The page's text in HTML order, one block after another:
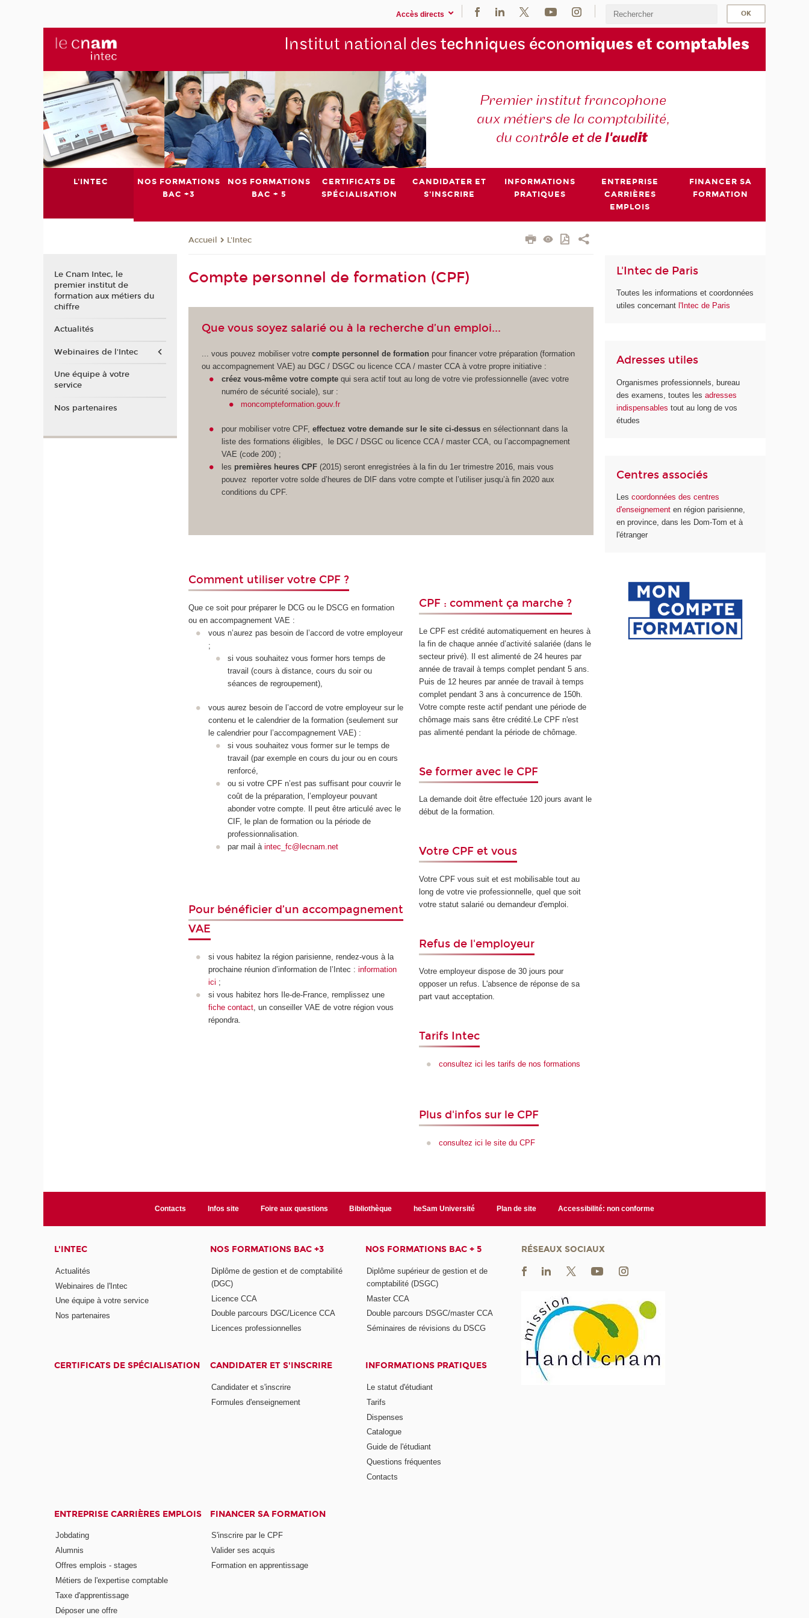
Accès directs
Institut national des techniques économiques et comptables
Premier institut francophone
aux métiers de la comptabilité,
du contrôle et del'audit
L'INTEC
NOS FORMATIONS
BAC +3
NOS FORMATIONS
BAC + 5
CERTIFICATS DE
SPÉCIALISATION
CANDIDATER ET
S'INSCRIRE
INFORMATIONS
PRATIQUES
ENTREPRISE
CARRIÈRES
EMPLOIS
FINANCER SA
FORMATION
Accueil L'Intec
Compte personnel de formation (CPF)
Que vous soyez salarié ou à la recherche d’un emploi...
... vous pouvez mobiliser votrecompte personnel de formation pour financer votre préparation (formation
ou accompagnement VAE) au DGC / DSGC ou licence CCA / master CCA à votre propre initiative :
créez vous-même votre comptequi sera actif tout au long de votre vie professionnelle (avec votre
numéro de sécurité sociale), sur :
moncompteformation.gouv.fr
pour mobiliser votre CPF, effectuez votre demande sur le site ci-dessusen sélectionnant dans la
liste des formations éligibles, le DGC / DSGC ou licence CCA / master CCA, ou l’accompagnement
VAE (code 200) ;
les premières heures CPF(2015) seront enregistrées à la fin du 1er trimestre 2016, mais vous
pouvez reporter votre solde d’heures de DIF dans votre compte et l’utiliser jusqu’à fin 2020 aux
conditions du CPF.
Comment utiliser votre CPF ?
Que ce soit pour préparer le DCG ou le DSCG en formation
ou en accompagnement VAE :
vous n’aurez pas besoin de l’accord de votre employeur
;
si vous souhaitez vous former hors temps de
travail (cours à distance, cours du soir ou
séances de regroupement),
vous aurez besoin de l’accord de votre employeur sur le
contenu et le calendrier de la formation (seulement sur
le calendrier pour l’accompagnement VAE) :
si vous souhaitez vous former sur le temps de
travail (par exemple en cours du jour ou en cours
renforcé,
ou si votre CPF n’est pas suffisant pour couvrir le
coût de la préparation, l’employeur pouvant
abonder votre compte. Il peut être articulé avec le
CIF, le plan de formation ou la période de
professionnalisation.
par mail àintec_fc@lecnam.net
Pour bénéficier d’un accompagnement
VAE
si vous habitez la région parisienne, rendez-vous à la
prochaine réunion d’information de l’Intec : information
ici ;
si vous habitez hors Ile-de-France, remplissez une
fiche contact, un conseiller VAE de votre région vous
répondra.
CPF : comment ça marche ?
Le CPF est crédité automatiquement en heures à
la fin de chaque année d’activité salariée (dans le
secteur privé). Il est alimenté de 24 heures par
année de travail à temps complet pendant 5 ans.
Puis de 12 heures par année de travail à temps
complet pendant 3 ans à concurrence de 150h.
Votre compte reste actif pendant une période de
chômage mais sans être crédité.Le CPF n'est
pas alimenté pendant la période de chômage.
Se former avec le CPF
La demande doit être effectuée 120 jours avant le
début de la formation.
Votre CPF et vous
Votre CPF vous suit et est mobilisable tout au
long de votre vie professionnelle, quel que soit
votre statut salarié ou demandeur d'emploi.
Refus de l'employeur
Votre employeur dispose de 30 jours pour
opposer un refus. L'absence de réponse de sa
part vaut acceptation.
Tarifs Intec
consultez ici les tarifs de nos formations
Plus d'infos sur le CPF
consultez ici le site du CPF
L'Intec de Paris
Toutes les informations et coordonnées
utiles concernant l'Intec de Paris
Adresses utiles
Organismes professionnels, bureau
des examens, toutes lesadresses
indispensables tout au long de vos
études
Centres associés
Lescoordonnées des centres
d'enseignementen région parisienne,
en province, dans les Dom-Tom et à
l'étranger
Le Cnam Intec, le
premier institut de
formation aux métiers du
chiffre
Actualités
Webinaires de l'Intec
Une équipe à votre
service
Nos partenaires
Contacts Infos site Foire aux questions Bibliothèque heSam Université Plan de site Accessibilité: non conforme
L'INTEC
Actualités
Webinaires de l'Intec
Une équipe à votre service
Nos partenaires
NOS FORMATIONS BAC +3
Diplôme de gestion et de comptabilité
(DGC)
Licence CCA
Double parcours DGC/Licence CCA
Licences professionnelles
NOS FORMATIONS BAC + 5
Diplôme supérieur de gestion et de
comptabilité (DSGC)
Master CCA
Double parcours DSGC/master CCA
Séminaires de révisions du DSCG
CERTIFICATS DE SPÉCIALISATION CANDIDATER ET S'INSCRIRE
Candidater et s'inscrire
Formules d'enseignement
INFORMATIONS PRATIQUES
Le statut d'étudiant
Tarifs
Dispenses
Catalogue
Guide de l'étudiant
Questions fréquentes
Contacts
ENTREPRISE CARRIÈRES EMPLOIS
Jobdating
Alumnis
Offres emplois - stages
Métiers de l'expertise comptable
Taxe d'apprentissage
Déposer une offre
FINANCER SA FORMATION
S'inscrire par le CPF
Valider ses acquis
Formation en apprentissage
RÉSEAUX SOCIAUX